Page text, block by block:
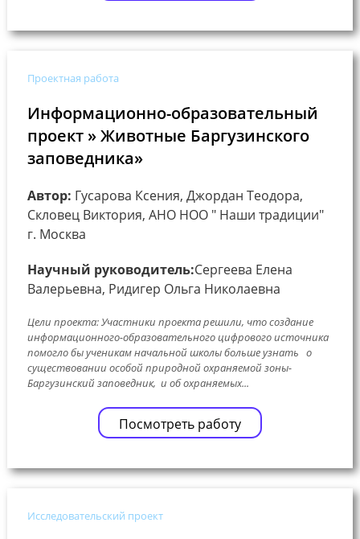
Проектная работа
Информационно-образовательный
проект » Животные Баргузинского
заповедника»
Автор: Гусарова Ксения, Джордан Теодора,
Скловец Виктория, АНО НОО " Наши традиции"
г. Москва
Научный руководитель:Сергеева Елена
Валерьевна, Ридигер Ольга Николаевна
Цели проекта: Участники проекта решили, что создание
информационного-образовательного цифрового источника
помогло бы ученикам начальной школы больше узнать о
существовании особой природной охраняемой зоны-
Баргузинский заповедник, и об охраняемых...
Посмотреть работу
Исследовательский проект